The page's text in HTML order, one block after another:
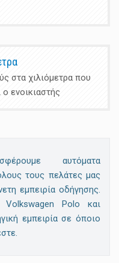
στα χιλιόμετρα που
ενοικιαστής
αυτόματα
τους πελάτες μας
εμπειρία οδήγησης.
Polo και
εμπειρία σε όποιο